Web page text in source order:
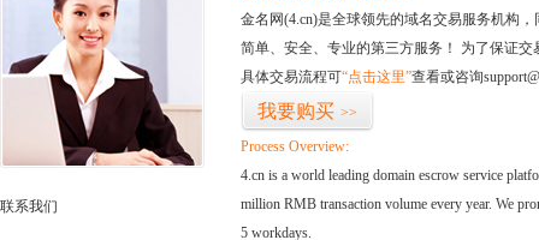
联系我们
金名网(4.cn)是全球领先的域名交易服务机构
简单、安全、专业的第三方服务！ 为了保证
具体交易流程可“点击这里”查看或咨询
我要购买 >>
Process Overview:
4.cn is a world leading domain escrow service
million RMB transaction volume every year. We
5 workdays.